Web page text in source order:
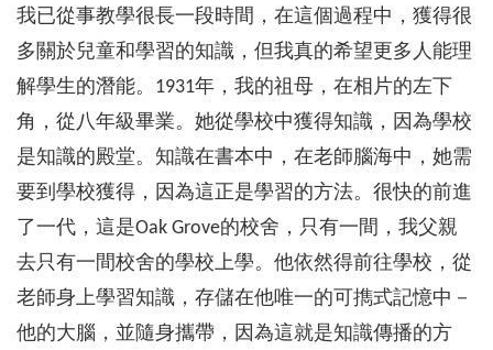
我已從事教學很長一段時間，在這個過程中，獲得很
多關於兒童和學習的知識，但我真的希望更多人能理
解學生的潛能。1931年，我的祖母，在相片的左下
角，從八年級畢業。她從學校中獲得知識，因為學校
是知識的殿堂。知識在書本中，在老師腦海中，她需
要到學校獲得，因為這正是學習的方法。很快的前進
了一代，這是Oak Grove的校舍，只有一間，我父親
去只有一間校舍的學校上學。他依然得前往學校，從
老師身上學習知識，存儲在他唯一的可擕式記憶中－
他的大腦，並隨身攜帶，因為這就是知識傳播的方